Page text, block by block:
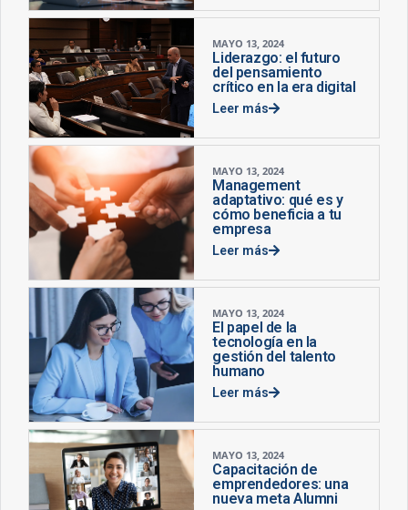
MAYO 13, 2024
Liderazgo: el futuro
del pensamiento
crítico en la era digital
Leer más
MAYO 13, 2024
Management
adaptativo: qué es y
cómo beneficia a tu
empresa
Leer más
MAYO 13, 2024
El papel de la
tecnología en la
gestión del talento
humano
Leer más
MAYO 13, 2024
Capacitación de
emprendedores: una
nueva meta Alumni